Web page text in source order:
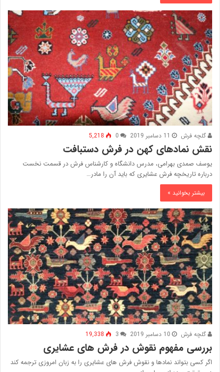
گلچه فرش 11 دسامبر 2019 0
5,218
نقش نمادهای کهن در فرش دستبافت
یوسف صمدی بهرامی، مدرس دانشگاه و کارشناس فرش در قسمت نخست
درباره تاریخچه فرش عشایری که باید آن را مادر…
بیشتر بخوانید »
گلچه فرش 10 دسامبر 2019 3
19,338
بررسی مفهوم نقوش در فرش‌ های عشایری
اگر کسی بتواند نمادها و نقوش فرش های عشایری را به زبان امروزی ترجمه کند